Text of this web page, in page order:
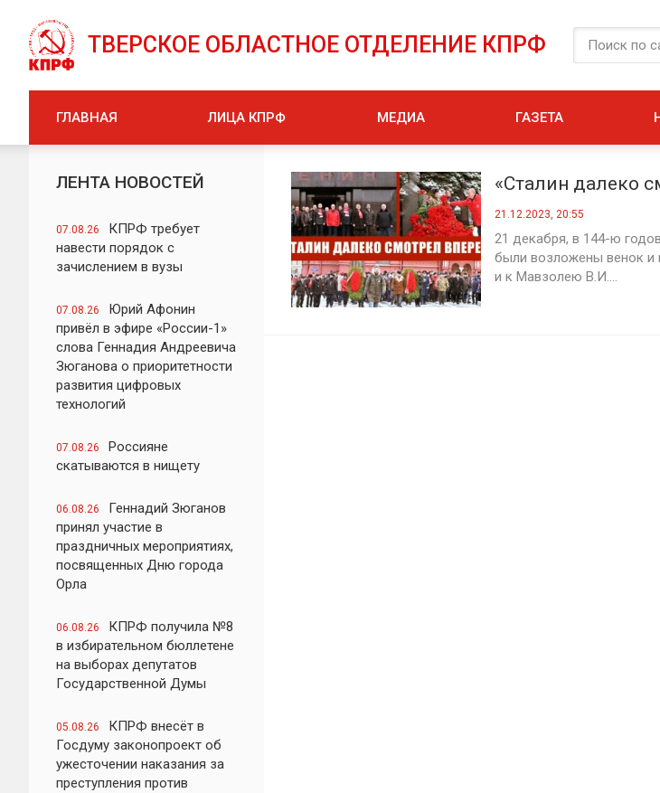
ТВЕРСКОЕ ОБЛАСТНОЕ ОТДЕЛЕНИЕ КПРФ
ГЛАВНАЯ ЛИЦА КПРФ МЕДИА ГАЗЕТА
ЛЕНТА НОВОСТЕЙ
07.08.26
КПРФ требует
навести порядок с
зачислением в вузы
07.08.26
Юрий Афонин
привёл в эфире «России-1»
слова Геннадия Андреевича
Зюганова о приоритетности
развития цифровых
технологий
07.08.26
Россияне
скатываются в нищету
06.08.26
Геннадий Зюганов
принял участие в
праздничных мероприятиях,
посвященных Дню города
Орла
06.08.26
КПРФ получила №8
в избирательном бюллетене
на выборах депутатов
Государственной Думы
05.08.26
КПРФ внесёт в
Госдуму законопроект об
ужесточении наказания за
преступления против
«Сталин далеко
21.12.2023, 20:55
21 декабря, в 144-ю
были возложены венок и
и к Мавзолею В.И....